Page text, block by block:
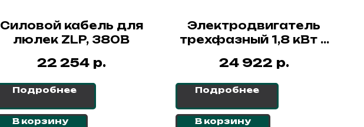
Силовой кабель для
люлек ZLP, 380В
22 254 р.
Подробнее
В корзину
Электродвигатель
трехфазный 1,8 кВт в
LTD8.0
24 922 р.
Подробнее
В корзину